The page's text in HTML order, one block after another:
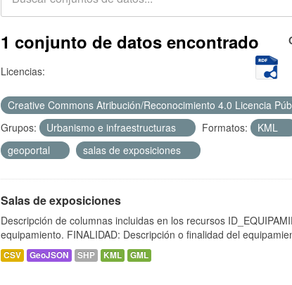
1 conjunto de datos encontrado
Licencias:
Creative Commons Atribución/Reconocimiento 4.0 Licencia
Grupos:
Urbanismo e infraestructuras Formatos: KML
geoportal
salas de exposiciones
Salas de exposiciones
Descripción de columnas incluidas en los recursos
equipamiento. FINALIDAD: Descripción o finalidad del
CSV GeoJSON SHP KML GML